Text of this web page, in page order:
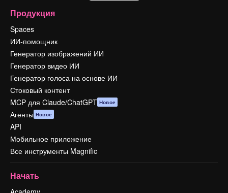
Продукция
Spaces
ИИ-помощник
Генератор изображений ИИ
Генератор видео ИИ
Генератор голоса на основе ИИ
Стоковый контент
MCP для Claude/ChatGPT Новое
Агенты Новое
API
Мобильное приложение
Все инструменты Magnific
Начать